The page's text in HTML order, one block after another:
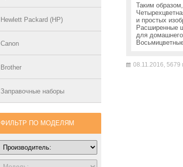
Hewlett Packard (HP)
Canon
Brother
Заправочные наборы
ФИЛЬТР ПО МОДЕЛЯМ
Таким
и простых
Расширенные
для
08.11.2016, 5679